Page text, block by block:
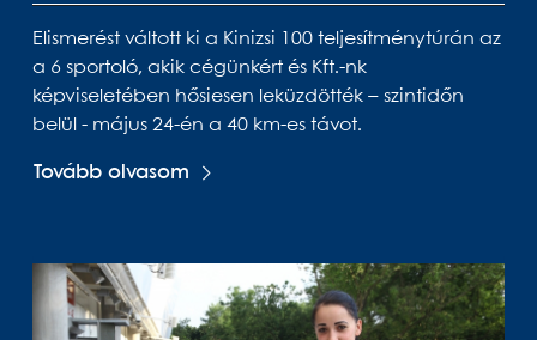
Elismerést váltott ki a Kinizsi 100 teljesítménytúrán az
a 6 sportoló, akik cégünkért és Kft.-nk
képviseletében hősiesen leküzdötték – szintidőn
belül - május 24-én a 40 km-es távot.
Tovább olvasom